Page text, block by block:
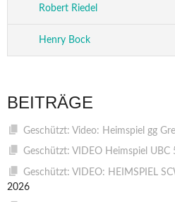
Robert Riedel
Henry Bock
BEITRÄGE
Geschützt: Video: Heimspiel gg
Geschützt: VIDEO Heimspiel UBC
Geschützt: VIDEO: HEIMSPIEL
2026